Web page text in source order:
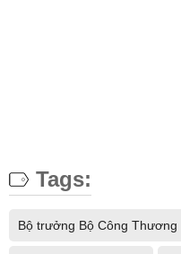
Tags:
Bộ trưởng Bộ Công Thương